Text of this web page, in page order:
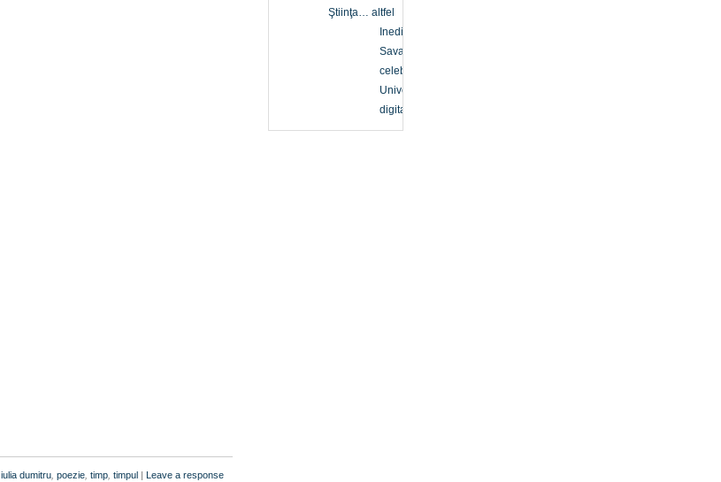
iulia dumitru poezie timp timpul | Leave a response
Ştiinţa… altfel
Inedit
Savanți
celebri
Univers
digital